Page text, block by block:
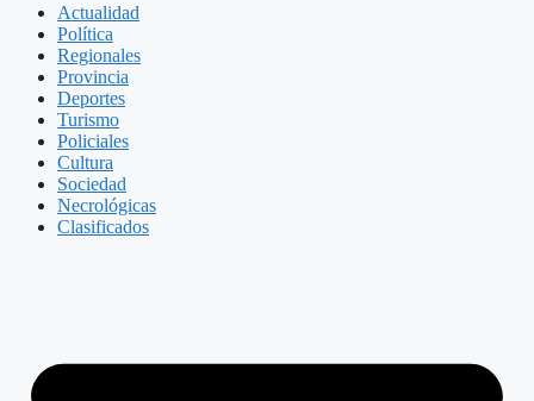
Actualidad
Política
Regionales
Provincia
Deportes
Turismo
Policiales
Cultura
Sociedad
Necrológicas
Clasificados